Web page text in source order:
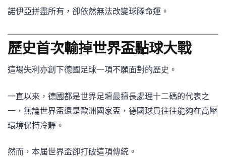
諾伊亞拼盡所有，卻依然無法改變球隊命運。
歷史首次輸掉世界盃點球大戰
這場失利亦創下德國足球一項不願面對的歷史。
一直以來，德國都是世界足壇最擅長處理十二碼的代表之
一，無論世界盃還是歐洲國家盃，德國球員往往能夠在高壓
環境保持冷靜。
然而，本屆世界盃卻打破這項傳統。